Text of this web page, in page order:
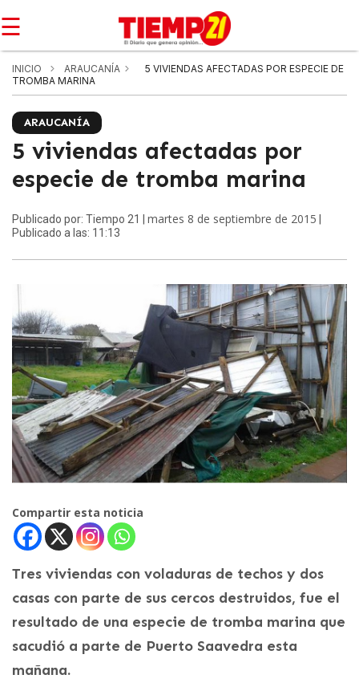
☰
INICIO ARAUCANÍA
5 VIVIENDAS AFECTADAS POR ESPECIE DE
TROMBA MARINA
ARAUCANÍA
5 viviendas afectadas por
especie de tromba marina
Publicado por: Tiempo 21 | martes 8 de septiembre de 2015
Publicado a las: 11:13
Compartir esta noticia
Tres viviendas con voladuras de techos y dos
casas con parte de sus cercos destruidos, fue el
resultado de una especie de tromba marina que
sacudió a parte de Puerto Saavedra esta
mañana.